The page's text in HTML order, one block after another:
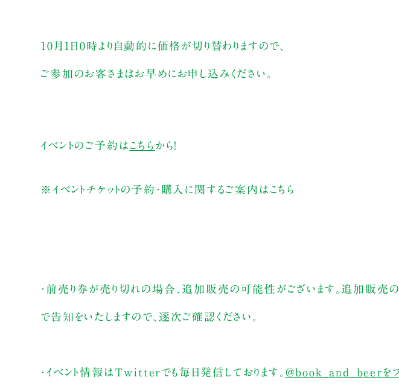
10月1日0時より自動的に価格が切り替わりますので、
ご参加のお客さまはお早めにお申し込みください。
イベントのご予約はこちら から！
※イベントチケットの予約・購入に関するご案内は こちら
・前売り券が売り切れの場合、追加販売の可能性がございます。追加販売
で告知をいたしますので、逐次ご確認ください。
・イベント情報はTwitterでも毎日発信しております。 @book_and_beerをフ